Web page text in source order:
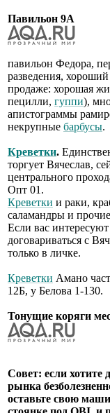
Павильон 9А
павильон Федора,
разведения,
продаже: хорошая
пецилли, гуппи),
апистограммы
некрупные барбусы.
Креветки.
торгует Вячеслав,
центрального
Опт 01.
Креветки и раки,
саламандры и
Если вас
договариваться с
только в личке.
Креветки Амано
12Б, у Белова 1-130.
Тонущие коряги
Совет: если хотите
рынка
оставьте свою